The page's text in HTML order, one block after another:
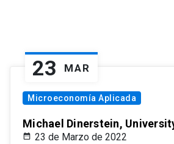
23 MAR
Microeconomía Aplicada
Michael Dinerstein,
23 de Marzo de 2022